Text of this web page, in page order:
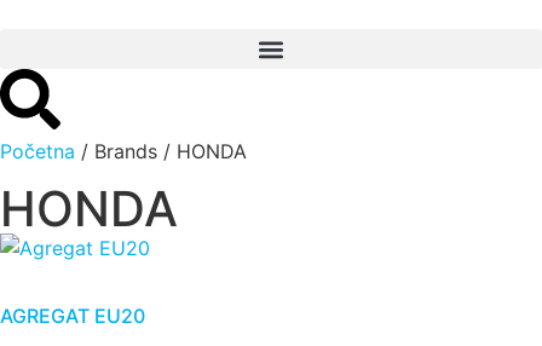
Početna / Brands / HONDA
HONDA
AGREGAT EU20